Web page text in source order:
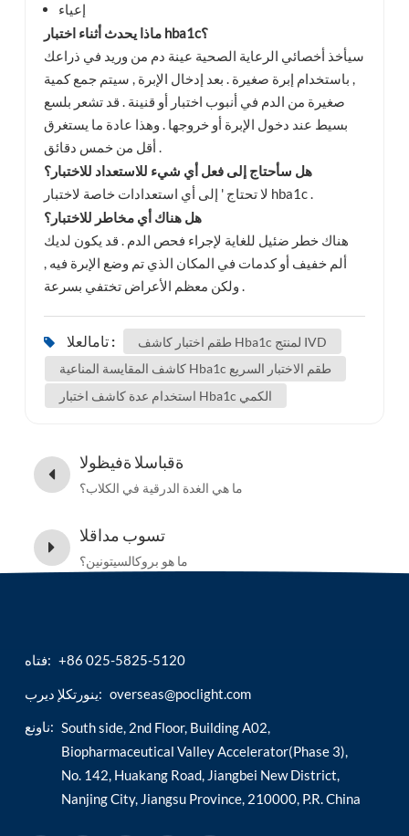
إعياء
ماذا يحدث أثناء اختبار hba1c؟
سيأخذ أخصائي الرعاية الصحية عينة دم من وريد في ذراعك
, باستخدام إبرة صغيرة . بعد إدخال الإبرة , سيتم جمع كمية
صغيرة من الدم في أنبوب اختبار أو قنينة . قد تشعر بلسع
بسيط عند دخول الإبرة أو خروجها . وهذا عادة ما يستغرق
أقل من خمس دقائق .
هل سأحتاج إلى فعل أي شيء للاستعداد للاختبار؟
لا تحتاج ' إلى أي استعدادات خاصة لاختبار hba1c .
هل هناك أي مخاطر للاختبار؟
هناك خطر ضئيل للغاية لإجراء فحص الدم . قد يكون لديك
ألم خفيف أو كدمات في المكان الذي تم وضع الإبرة فيه ,
ولكن معظم الأعراض تختفي بسرعة .
تامالعلا :
طقم اختبار كاشف Hba1c لمنتج IVD
كاشف المقايسة المناعية Hba1c طقم الاختبار السريع
استخدام عدة كاشف اختبار Hba1c الكمي
ةقباسلا ةفيظولا
ما هي الغدة الدرقية في الكلاب؟
تسوب مداقلا
ما هو بروكالسيتونين؟
فتاه: +86 025-5825-5120
ينورتكلإ ديرب: overseas@poclight.com
ناونع: South side, 2nd Floor, Building A02,
Biopharmaceutical Valley Accelerator(Phase 3),
No. 142, Huakang Road, Jiangbei New District,
Nanjing City, Jiangsu Province, 210000, P.R. China